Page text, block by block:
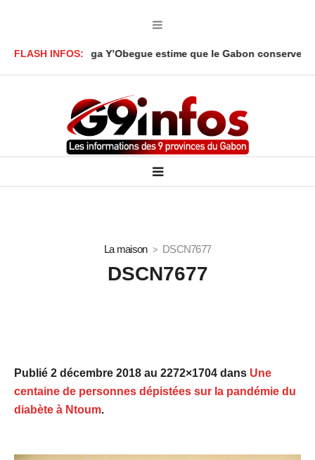
FLASH INFOS:
Akbar Onanga Y’Obegue estime que le Gabon conserve des
La maison DSCN7677
DSCN7677
Publié 2 décembre 2018 au 2272×1704 dans Une
centaine de personnes dépistées sur la pandémie du
diabète à Ntoum.